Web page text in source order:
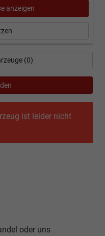
ist leider nicht
oder uns
anzeigen
(0)